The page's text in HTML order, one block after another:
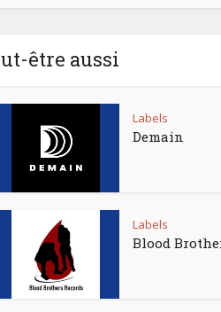
être aussi
Labels
Demain
Labels
Blood